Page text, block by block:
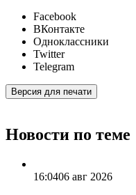
Facebook
ВКонтакте
Одноклассники
Twitter
Telegram
Версия для печати
Новости по теме
16:0406 авг 2026